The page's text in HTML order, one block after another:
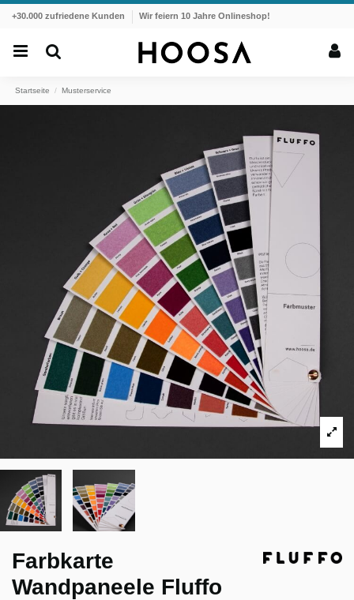
+30.000 zufriedene Kunden Wir feiern 10 Jahre Onlineshop!
Startseite Musterservice
Farbkarte
Wandpaneele Fluffo